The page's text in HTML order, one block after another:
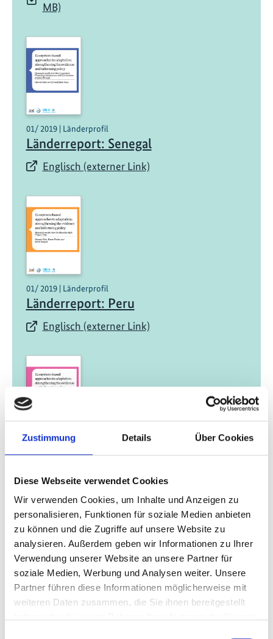
Zustimmung Details Über Cookies
Diese Webseite verwendet Cookies
Wir verwenden Cookies, um Inhalte und Anzeigen zu
personalisieren, Funktionen für soziale Medien anbieten
zu können und die Zugriffe auf unsere Website zu
analysieren. Außerdem geben wir Informationen zu Ihrer
Verwendung unserer Website an unsere Partner für
soziale Medien, Werbung und Analysen weiter. Unsere
Partner führen diese Informationen möglicherweise mit
weiteren Daten zusammen, die Sie ihnen bereitgestellt
MB)
01/ 2019 | Länderprofil
Länderreport: Senegal
Englisch (externer Link)
01/ 2019 | Länderprofil
Länderreport: Peru
Englisch (externer Link)
01/ 2019 | Länderprofil
Englisch (externer Link)
mehr Publikationen
Projekt